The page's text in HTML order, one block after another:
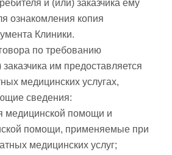
и (или) заказчика ему
ознакомления копия
Клиники.
по требованию
им предоставляется
медицинских услугах,
сведения:
медицинской помощи и
помощи, применяемые при
медицинских услуг;